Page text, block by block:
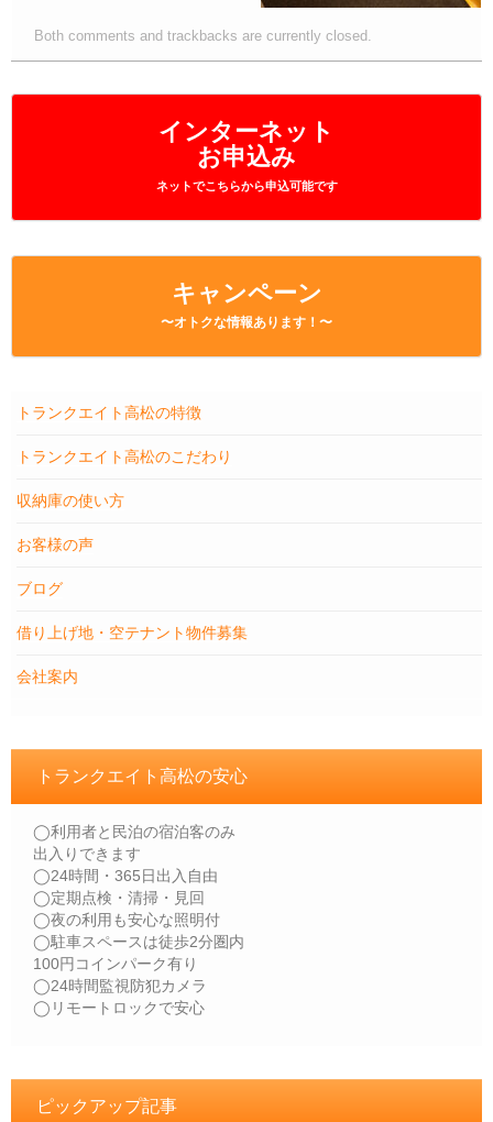
インターネット
お申込み
ネットでこちらから申込可能です
キャンペーン
〜オトクな情報あります！〜
トランクエイト高松の特徴
トランクエイト高松のこだわり
収納庫の使い方
お客様の声
ブログ
借り上げ地・空テナント物件募集
会社案内
トランクエイト高松の安心
◯利用者と民泊の宿泊客のみ
出入りできます
◯24時間・365日出入自由
◯定期点検・清掃・見回
◯夜の利用も安心な照明付
◯駐車スペースは徒歩2分圏内
100円コインパーク有り
◯24時間監視防犯カメラ
◯リモートロックで安心
ピックアップ記事
Both comments and trackbacks are currently closed.